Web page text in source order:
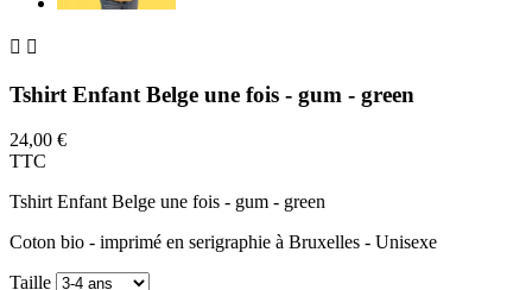
 
Tshirt Enfant Belge une fois - gum - green
24,00 €
TTC
Tshirt Enfant Belge une fois - gum - green
Coton bio - imprimé en serigraphie à Bruxelles - Unisexe
Taille